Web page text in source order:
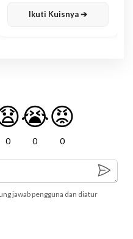
Ikuti Kuisnya ➔
0
😭
0
😡
0
jawab pengguna dan diatur